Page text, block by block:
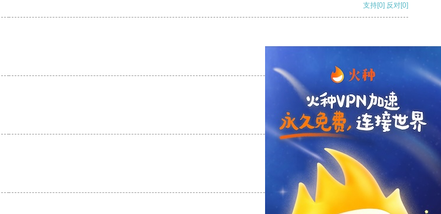
支持[0] 反对[0]
支持 [0] 反对[0]
支持[0] 反对